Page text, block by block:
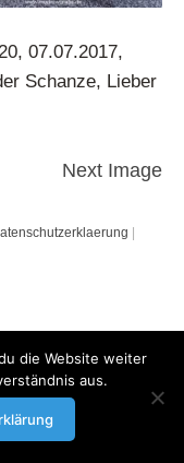
07.07.2017,
Schanze, Lieber
Next Image
die Website weiter
aus.